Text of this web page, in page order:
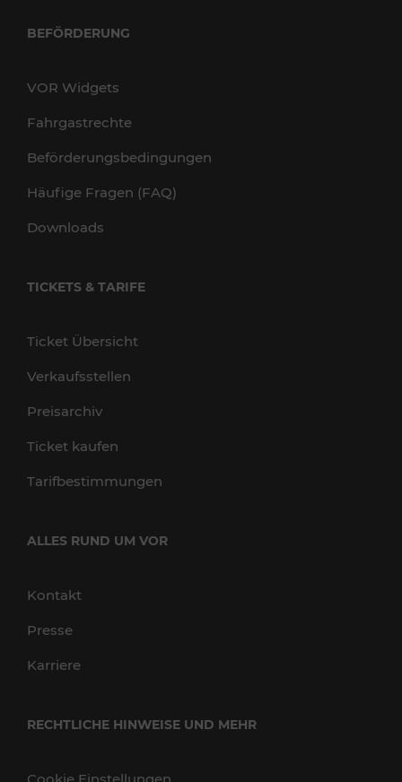
BEFÖRDERUNG
VOR Widgets
Fahrgastrechte
Beförderungsbedingungen
Häufige Fragen (FAQ)
Downloads
TICKETS & TARIFE
Ticket Übersicht
Verkaufsstellen
Preisarchiv
Ticket kaufen
Tarifbestimmungen
ALLES RUND UM VOR
Kontakt
Presse
Karriere
RECHTLICHE HINWEISE UND MEHR